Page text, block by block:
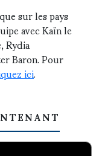
sur les pays
avec Kaïn le
Rydia
Baron. Pour
ici.